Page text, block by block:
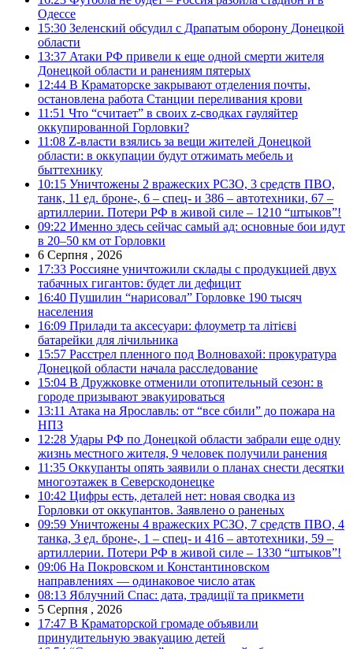
Одессе
15:30 Зеленский обсудил с Драпатым оборону Донецкой
области
13:37 Атаки РФ привели к еще одной смерти жителя
Донецкой области и ранениям пятерых
12:44 В Краматорске закрывают отделения почты,
остановлена работа Станции переливания крови
11:51 Что “считает” в своих z-сводках гауляйтер
оккупированной Горловки?
11:08 Z-власти взялись за вещи жителей Донецкой
области: в оккупации будут отжимать мебель и
быттехнику
10:15 Уничтожены 2 вражеских РСЗО, 3 средств ПВО,
танк, 11 ед. броне-, 6 – спец- и 386 – автотехники, 67 –
артиллерии. Потери РФ в живой силе – 1210 “штыков”!
09:22 Именно здесь сейчас самый ад: основные бои идут
в 20–50 км от Горловки
6 Серпня , 2026
17:33 Россияне уничтожили склады с продукцией двух
табачных гигантов: будет ли дефицит
16:40 Пушилин “нарисовал” Горловке 190 тысяч
населения
16:09 Прилади та аксесуари: флоуметр та літієві
батарейки для лічильника
15:57 Расстрел пленного под Волновахой: прокуратура
Донецкой области начала расследование
15:04 В Дружковке отменили отопительный сезон: в
городе призывают эвакуироваться
13:11 Атака на Ярославль: от “все сбили” до пожара на
НПЗ
12:28 Удары РФ по Донецкой области забрали еще одну
жизнь местного жителя, 9 человек получили ранения
11:35 Оккупанты опять заявили о планах снести десятки
многоэтажек в Северскодонецке
10:42 Цифры есть, деталей нет: новая сводка из
Горловки от оккупантов. Заявлено о раненых
09:59 Уничтожены 4 вражеских РСЗО, 7 средств ПВО, 4
танка, 3 ед. броне-, 1 – спец- и 416 – автотехники, 59 –
артиллерии. Потери РФ в живой силе – 1330 “штыков”!
09:06 На Покровском и Константиновском
направлениях — одинаковое число атак
08:13 Яблучний Спас: дата, традиції та прикмети
5 Серпня , 2026
17:47 В Краматорской громаде объявили
принудительную эвакуацию детей